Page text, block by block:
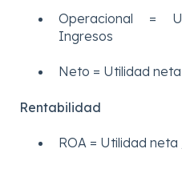
Operacional =
Ingresos
Neto = Utilidad
Rentabilidad
ROA = Utilidad